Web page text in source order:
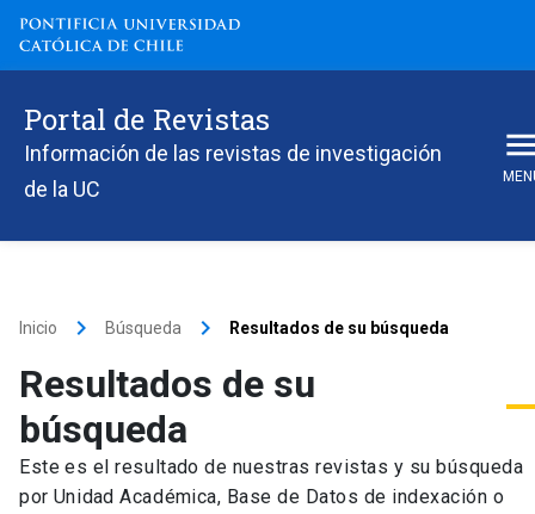
Portal de Revistas
Información de las revistas de investigación
de la UC
Inicio keyboard_arrow_right Búsqueda keyboard_arrow_right Resultados de su búsqueda
Resultados de su
búsqueda
Este es el resultado de nuestras revistas y su búsqueda
por Unidad Académica, Base de Datos de indexación o